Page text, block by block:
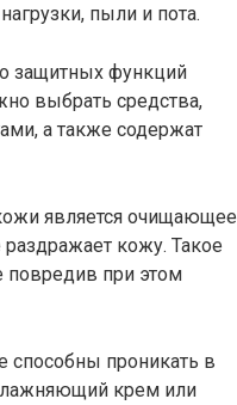
пыли и пота.
защитных функций
выбрать средства,
а также содержат
является очищающее
кожу. Такое
повредив при этом
способны проникать в
крем или